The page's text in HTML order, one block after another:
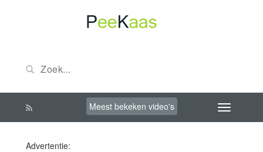
Meest bekeken video's
Advertentie: